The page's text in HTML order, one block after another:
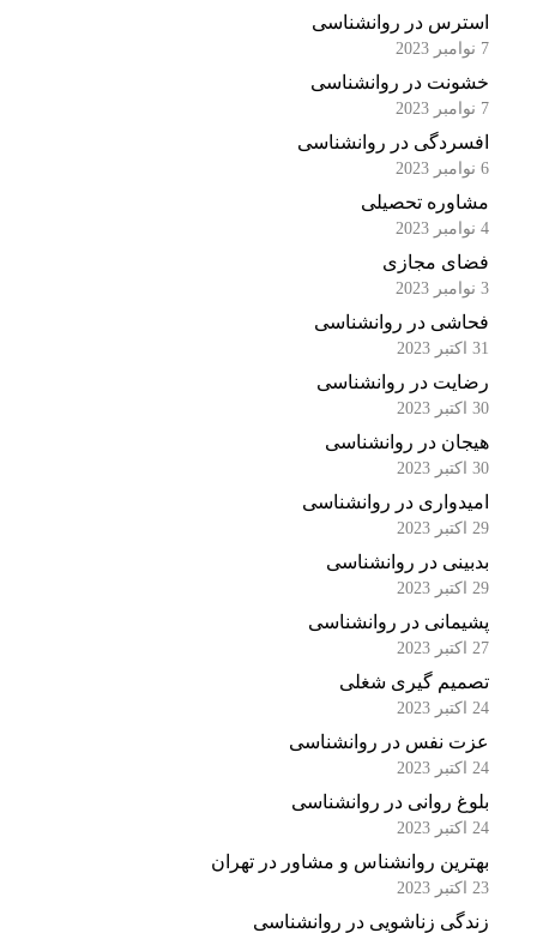
استرس در روانشناسی
خشونت در روانشناسی
افسردگی در روانشناسی
مشاوره تحصیلی
فضای مجازی
فحاشی در روانشناسی
رضایت در روانشناسی
هیجان در روانشناسی
امیدواری در روانشناسی
بدبینی در روانشناسی
پشیمانی در روانشناسی
تصمیم گیری شغلی
عزت نفس در روانشناسی
بلوغ روانی در روانشناسی
بهترین روانشناس و مشاور در تهران
زندگی زناشویی در روانشناسی